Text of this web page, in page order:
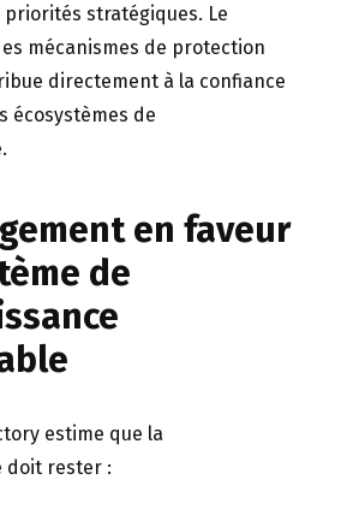
stratégiques. Le
mécanismes de protection
directement à la confiance
écosystèmes de
en faveur
de
estime que la
doit rester :